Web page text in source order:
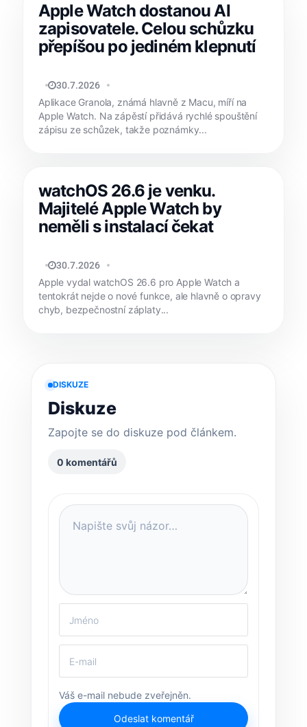
Apple Watch dostanou AI
zapisovatele. Celou schůzku
přepíšou po jediném klepnutí
MATYÁŠ KOZÁK
30.7.2026
Aplikace Granola, známá hlavně z Macu, míří na
Apple Watch. Na zápěstí přidává rychlé spouštění
zápisu ze schůzek, takže poznámky...
watchOS 26.6 je venku.
Majitelé Apple Watch by
neměli s instalací čekat
MATYÁŠ KOZÁK
30.7.2026
Apple vydal watchOS 26.6 pro Apple Watch a
tentokrát nejde o nové funkce, ale hlavně o opravy
chyb, bezpečnostní záplaty...
DISKUZE
Diskuze
Zapojte se do diskuze pod článkem.
0 komentářů
Váš e-mail nebude zveřejněn.
Odeslat komentář